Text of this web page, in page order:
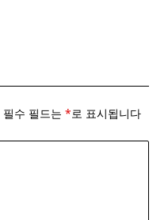
필수 필드는 *로 표시됩니다